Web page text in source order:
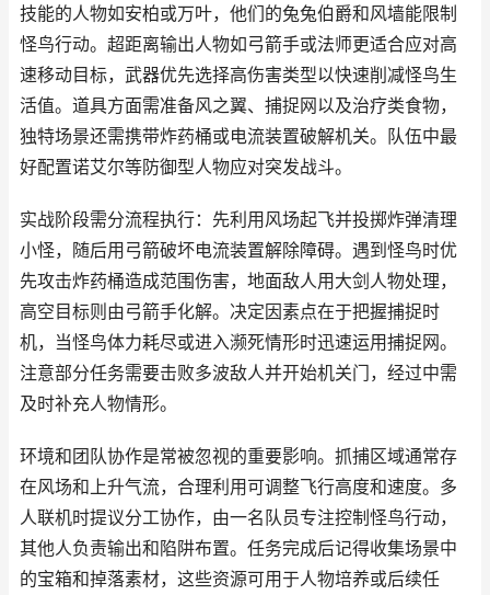
技能的人物如安柏或万叶，他们的兔兔伯爵和风墙能限制
怪鸟行动。超距离输出人物如弓箭手或法师更适合应对高
速移动目标，武器优先选择高伤害类型以快速削减怪鸟生
活值。道具方面需准备风之翼、捕捉网以及治疗类食物，
独特场景还需携带炸药桶或电流装置破解机关。队伍中最
好配置诺艾尔等防御型人物应对突发战斗。
实战阶段需分流程执行：先利用风场起飞并投掷炸弹清理
小怪，随后用弓箭破坏电流装置解除障碍。遇到怪鸟时优
先攻击炸药桶造成范围伤害，地面敌人用大剑人物处理，
高空目标则由弓箭手化解。决定因素点在于把握捕捉时
机，当怪鸟体力耗尽或进入濒死情形时迅速运用捕捉网。
注意部分任务需要击败多波敌人并开始机关门，经过中需
及时补充人物情形。
环境和团队协作是常被忽视的重要影响。抓捕区域通常存
在风场和上升气流，合理利用可调整飞行高度和速度。多
人联机时提议分工协作，由一名队员专注控制怪鸟行动，
其他人负责输出和陷阱布置。任务完成后记得收集场景中
的宝箱和掉落素材，这些资源可用于人物培养或后续任